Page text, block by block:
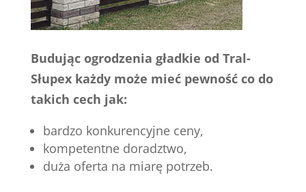
Budując ogrodzenia gładkie od Tral-
Słupex każdy może mieć pewność co do
takich cech jak:
bardzo konkurencyjne ceny,
kompetentne doradztwo,
duża oferta na miarę potrzeb.